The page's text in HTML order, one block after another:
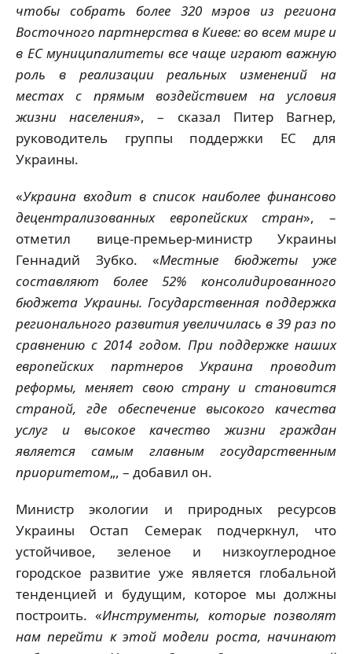
чтобы собрать более 320 мэров из региона
Восточного партнерства в Киеве: во всем мире и
в ЕС муниципалитеты все чаще играют важную
роль в реализации реальных изменений на
местах с прямым воздействием на условия
жизни населения», – сказал Питер Вагнер,
руководитель группы поддержки ЕС для
Украины.
«Украина входит в список наиболее финансово
децентрализованных европейских стран», –
отметил вице-премьер-министр Украины
Геннадий Зубко. «Местные бюджеты уже
составляют более 52% консолидированного
бюджета Украины. Государственная поддержка
регионального развития увеличилась в 39 раз по
сравнению с 2014 годом. При поддержке наших
европейских партнеров Украина проводит
реформы, меняет свою страну и становится
страной, где обеспечение высокого качества
услуг и высокое качество жизни граждан
является самым главным государственным
приоритетом„, – добавил он.
Министр экологии и природных ресурсов
Украины Остап Семерак подчеркнул, что
устойчивое, зеленое и низкоуглеродное
городское развитие уже является глобальной
тенденцией и будущим, которое мы должны
построить. «Инструменты, которые позволят
нам перейти к этой модели роста, начинают